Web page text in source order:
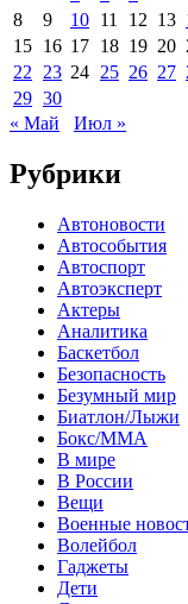
8
9 10 11 12 13
15 16 17 18 19 20
22
23 24 25 26 27
29 30
« Май
Июл »
Рубрики
Автоновости
Автособытия
Автоспорт
Автоэксперт
Актеры
Аналитика
Баскетбол
Безопасность
Безумный мир
Биатлон/Лыжи
Бокс/MMA
В мире
В России
Вещи
Военные
Волейбол
Гаджеты
Дети